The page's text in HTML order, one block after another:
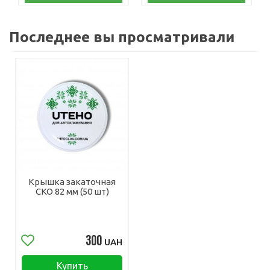
Последнее вы просматривали
Крышка закаточная
СКО 82 мм (50 шт)
300 UAH
Купить